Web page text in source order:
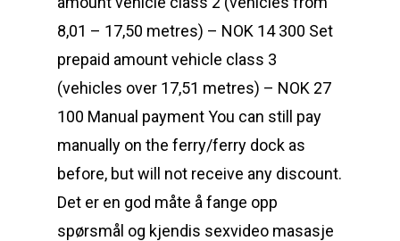
8,01 – 17,50 metres) – NOK 14 300 Set
prepaid amount vehicle class 3
(vehicles over 17,51 metres) – NOK 27
100 Manual payment You can still pay
manually on the ferry/ferry dock as
before, but will not receive any discount.
Det er en god måte å fange opp
spørsmål og kjendis sexvideo masasje